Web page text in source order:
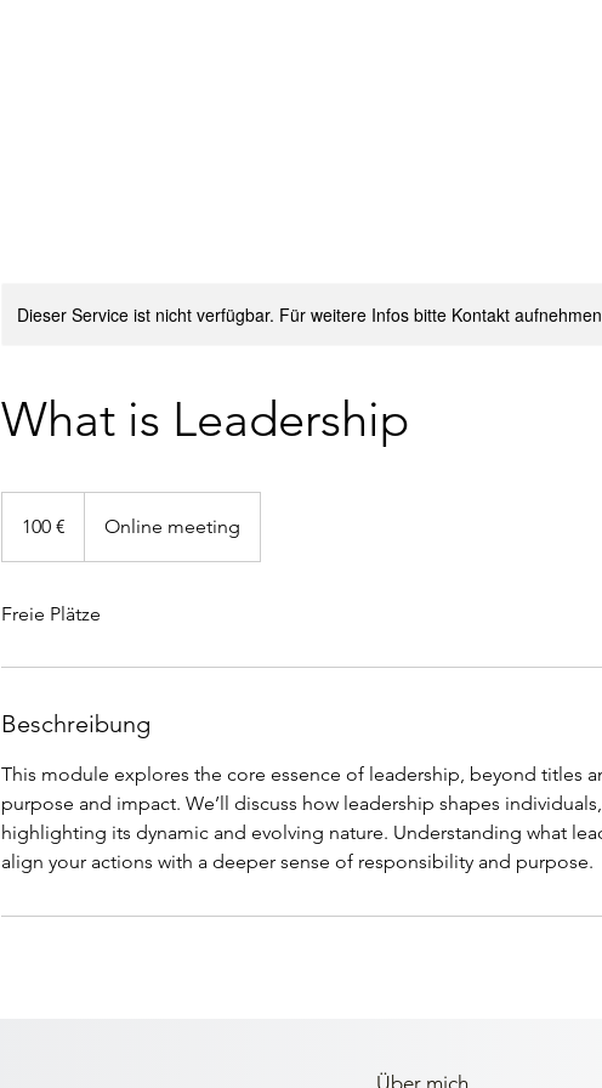
Dieser Service ist nicht verfügbar. Für weitere Infos bitte Kontakt
What is Leadership
100 € Online meeting
Freie Plätze
Beschreibung
This module explores the core essence of leadership, beyond titles
purpose and impact. We’ll discuss how leadership shapes
highlighting its dynamic and evolving nature. Understanding what
align your actions with a deeper sense of responsibility and purpose.
Über mich